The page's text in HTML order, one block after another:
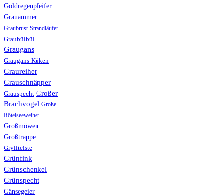
Goldregenpfeifer
Grauammer
Graubrust-Strandläufer
Graubülbül
Graugans
Graugans-Küken
Graureiher
Grauschnäpper
Grauspecht Großer
Brachvogel Große
Rötelseeweiher
Großmöwen
Großtrappe
Gryllteiste
Grünfink
Grünschenkel
Grünspecht
Gänsegeier